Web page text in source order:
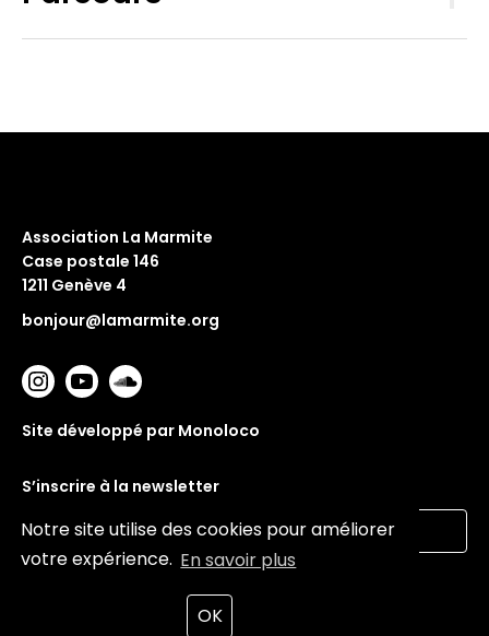
Notre site utilise des cookies pour améliorer
votre expérience. En savoir plus
OK
Association La Marmite
Case postale 146
1211 Genève 4
bonjour@lamarmite.org
Site développé par Monoloco
S’inscrire à la newsletter